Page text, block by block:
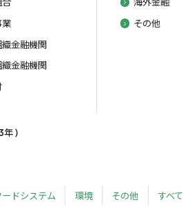
金融機関
金融機関
その他
年 )
ドシステム 環境 その他 すべて